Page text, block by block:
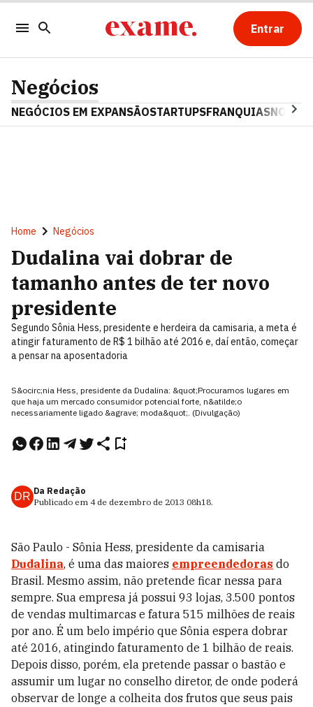
Entrar
Negócios
NEGÓCIOS EM EXPANSÃOSTARTUPSFRANQUIAS
Home Negócios
Dudalina vai dobrar de
tamanho antes de ter novo
presidente
Segundo Sônia Hess, presidente e herdeira da camisaria, a meta é
atingir faturamento de R$ 1 bilhão até 2016 e, daí então, começar
a pensar na aposentadoria
S&ocirc;nia Hess, presidente da Dudalina: &quot;Procuramos lugares em
que haja um mercado consumidor potencial forte, n&atilde;o
necessariamente ligado &agrave; moda&quot;. (Divulgação)
DR Da Redação
Publicado em 4 de dezembro de 2013 08h18.
São Paulo - Sônia Hess, presidente da camisaria
Dudalina, é uma das maiores empreendedoras do
Brasil. Mesmo assim, não pretende ficar nessa para
sempre. Sua empresa já possui 93 lojas, 3.500 pontos
de vendas multimarcas e fatura 515 milhões de reais
por ano. É um belo império que Sônia espera dobrar
até 2016, atingindo faturamento de 1 bilhão de reais.
Depois disso, porém, ela pretende passar o bastão e
assumir um lugar no conselho diretor, de onde poderá
observar de longe a colheita dos frutos que seus pais